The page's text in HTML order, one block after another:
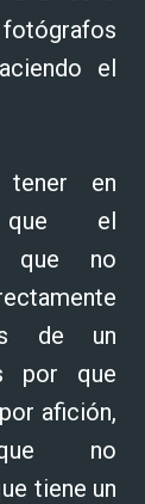
el
tener en
que el
que no
de un
por que
afición,
no
tiene un